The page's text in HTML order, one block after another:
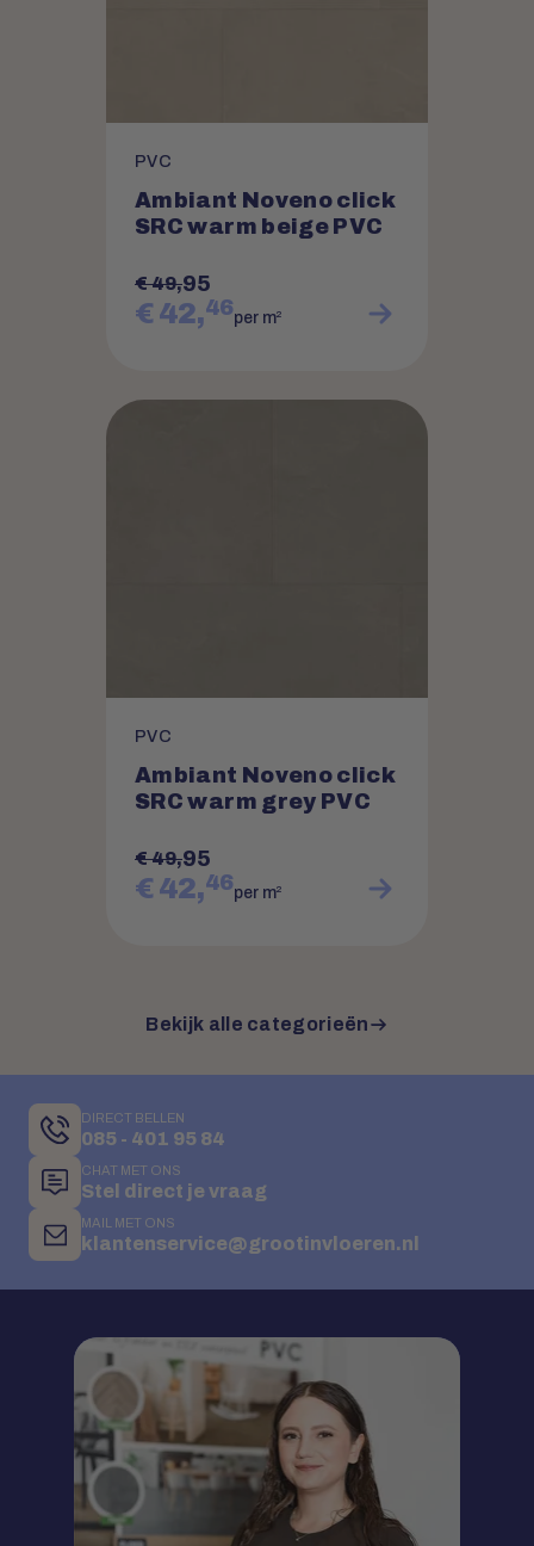
PVC
Ambiant Noveno click
SRC warm beige PVC
€ 49,95
€ 42,46per m2
PVC
Ambiant Noveno click
SRC warm grey PVC
€ 49,95
€ 42,46per m2
Bekijk alle categorieën
DIRECT BELLEN
085 - 401 95 84
CHAT MET ONS
Stel direct je vraag
MAIL MET ONS
klantenservice@grootinvloeren.nl